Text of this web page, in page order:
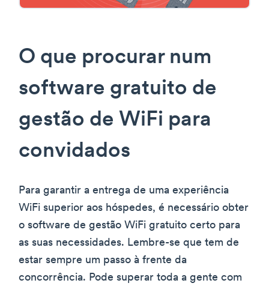
O que procurar num
software gratuito de
gestão de WiFi para
convidados
Para garantir a entrega de uma experiência
WiFi superior aos hóspedes, é necessário obter
o software de gestão WiFi gratuito certo para
as suas necessidades. Lembre-se que tem de
estar sempre um passo à frente da
concorrência. Pode superar toda a gente com